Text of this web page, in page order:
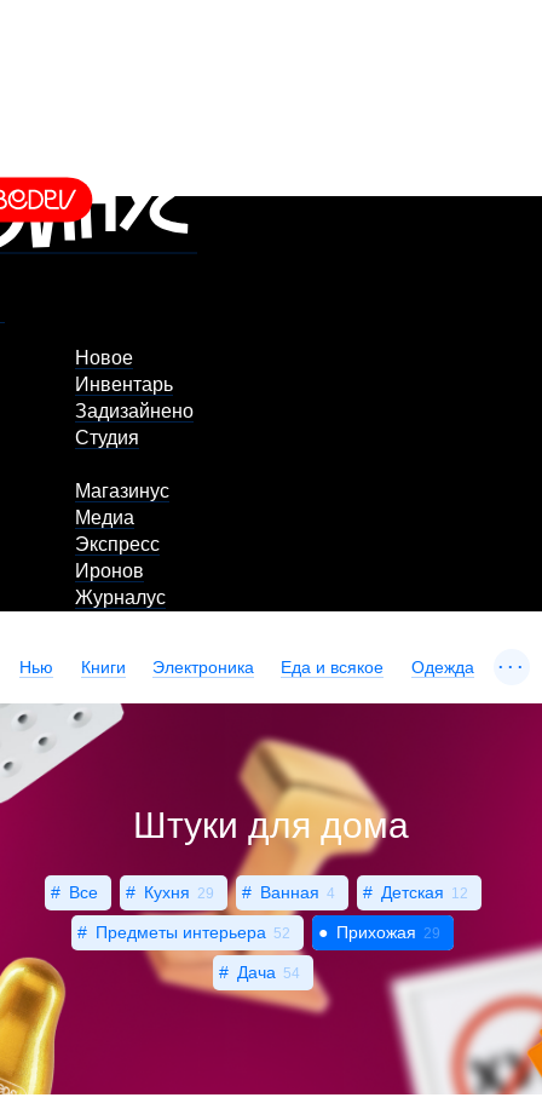
Новое
Инвентарь
Задизайнено
Студия
Магазинус
Медиа
Экспресс
Иронов
Журналус
Нью Книги Электроника Еда и всякое Одежда ...
Штуки для дома
Все Кухня 29 Ванная 4 Детская 12
Предметы интерьера 52 Прихожая 29
Дача 54